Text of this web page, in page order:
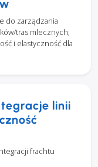
do zarządzania
tras mlecznych;
i elastyczność dla
linii
frachtu